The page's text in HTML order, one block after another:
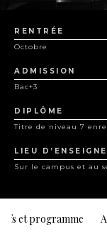
RENTRÉE
Octobre
ADMISSION
Bac+3
DIPLÔME
Titre de niveau 7
LIEU
Sur le campus et au
et programme